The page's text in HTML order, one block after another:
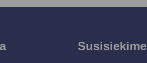
Susisiekime